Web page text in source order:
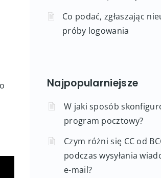
Co podać, zgłaszając
próby logowania
Najpopularniejsze
W jaki sposób
program pocztowy?
Czym różni się CC od
podczas wysyłania
e-mail?